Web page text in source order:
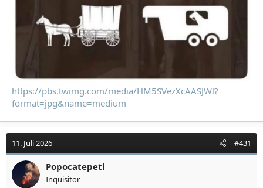
https://pbs.twimg.com/media/HM5SVezXcAASJWl?
format=jpg&name=medium
11. Juli 2026 #431
Popocatepetl
Inquisitor